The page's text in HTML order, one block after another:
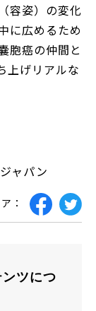
容姿）の変化
に広めるため
胞癌の仲間と
上げリアルな
ャパン
：
ツにつ